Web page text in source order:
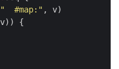
"  #map:"